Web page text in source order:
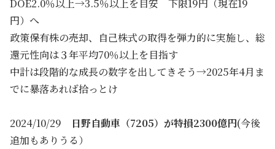
DOE2.0％以上→3.5％以上を目安 下限19円（現在19
円）へ
政策保有株の売却、自己株式の取得を弾力的に実施し、総
還元性向は３年平均70％以上を目指す
中計は段階的な成長の数字を出してきそう→2025年4月ま
でに暴落あれば拾っとけ
2024/10/29 日野自動車（7205）が特損2300億円(今後
追加もありうる）